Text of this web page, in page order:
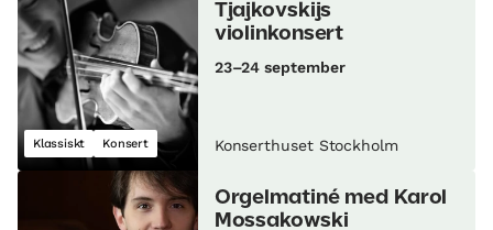
Klassiskt Konsert
Tjajkovskijs
violinkonsert
23–24 september
Konserthuset Stockholm
Orgelmatiné med Karol
Mossakowski